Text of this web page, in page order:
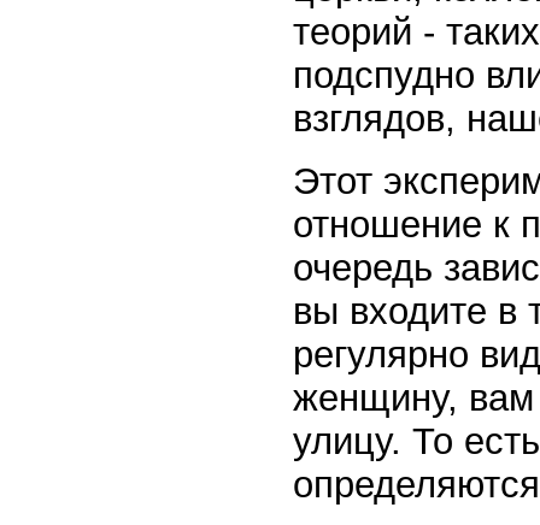
теорий -
подспудно
взглядов,
Этот
отношение к
очередь
вы входите в
регулярно
женщину, вам
улицу. То